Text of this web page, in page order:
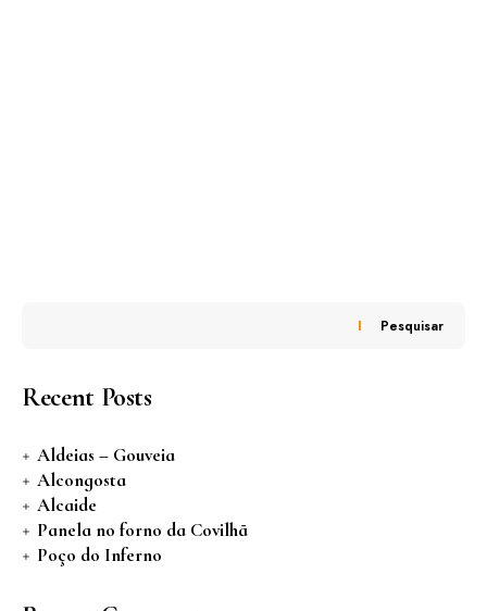
Pesquisar
Recent Posts
Aldeias – Gouveia
Alcongosta
Alcaide
Panela no forno da Covilhã
Poço do Inferno